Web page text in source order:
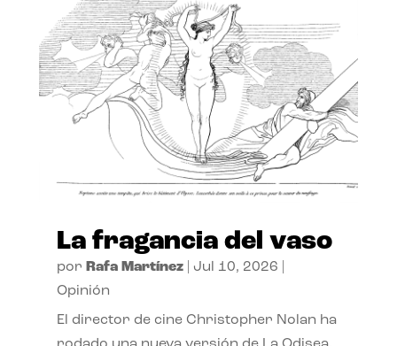
La fragancia del vaso
por Rafa Martínez| Jul 10, 2026
Opinión
El director de cine Christopher Nolan ha